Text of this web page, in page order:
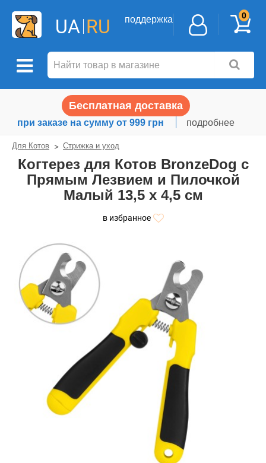
UA RU поддержка 0
Бесплатная доставка
при заказе на сумму от 999 грн подробнее
Для Котов Стрижка и уход
Когтерез для Котов BronzeDog с
Прямым Лезвием и Пилочкой
Малый 13,5 х 4,5 см
в избранное